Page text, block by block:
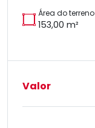
Área do terreno
153,00 m²
Valor